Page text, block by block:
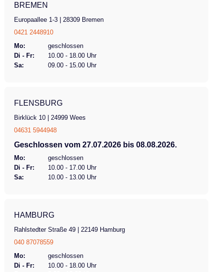
BREMEN
Europaallee 1-3 | 28309 Bremen
0421 2448910
Mo:
geschlossen
Di - Fr:
10.00 - 18.00 Uhr
Sa:
09.00 - 15.00 Uhr
FLENSBURG
Birklück 10 | 24999 Wees
04631 5944948
Geschlossen vom 27.07.2026 bis 08.08.2026.
Mo:
geschlossen
Di - Fr:
10.00 - 17.00 Uhr
Sa:
10.00 - 13.00 Uhr
HAMBURG
Rahlstedter Straße 49 | 22149 Hamburg
040 87078559
Mo:
geschlossen
Di - Fr:
10.00 - 18.00 Uhr